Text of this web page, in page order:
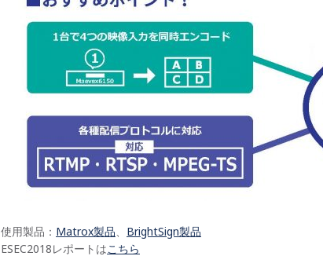
使用製品： Matrox製品、 BrightSign製品
ESEC2018レポートはこちら